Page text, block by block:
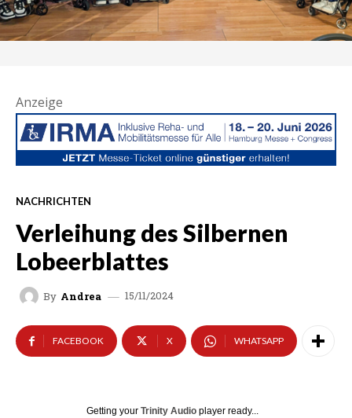
Anzeige
NACHRICHTEN
Verleihung des Silbernen
Lobeerblattes
By Andrea 15/11/2024
FACEBOOK X WHATSAPP
Getting your Trinity Audio player ready...